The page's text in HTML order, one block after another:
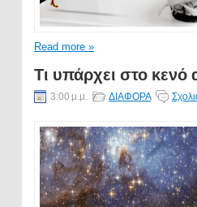
Read more »
Τι υπάρχει στο κενό
3:00 μ.μ. ΔΙΑΦΟΡΑ